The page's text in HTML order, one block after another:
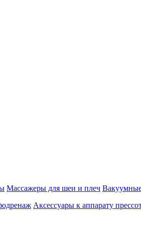
Массажеры для шеи и плеч
Аксессуары к аппарату